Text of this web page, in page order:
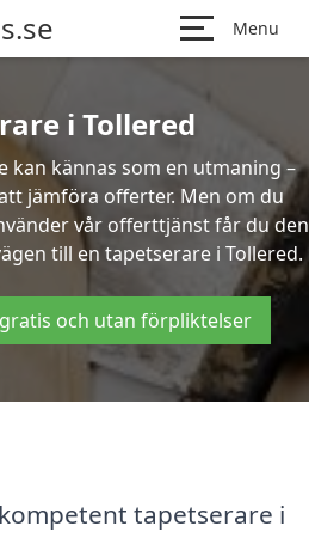
Menu
i Tollered
kan kännas som en utmaning –
jämföra offerter. Men om du
vår offerttjänst får du den
till en tapetserare i Tollered.
och utan förpliktelser
tapetserare i